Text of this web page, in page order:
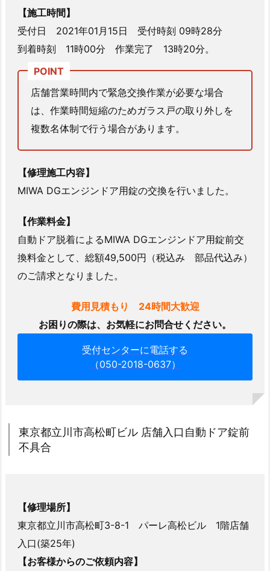
不
2.
東
京
立
川
市
町
ル
店
舗
具
合
葉
県
流
山
【施工時間】
受付日 2021年01月15日 受付時刻 09時28分
到着時刻 11時00分 作業完了 13時20分。
店舗営業時間内で緊急交換作業が必要な場合
は、作業時間短縮のためガラス戸の取り外しを
複数名体制で行う場合があります。
【修理施工内容】
MIWA DGエンジンドア用錠の交換を行いました。
【作業料金】
自動ドア脱着によるMIWA DGエンジンドア用錠前交
換料金として、総額49,500円（税込み 部品代込み）
のご請求となりました。
費用見積もり 24時間大歓迎
お困りの際は、お気軽にお問合せください。
受付センターに電話する
（050-2018-0637）
東京都立川市高松町ビル 店舗入口自動ドア錠前
不具合
【修理場所】
東京都立川市高松町3-8-1 パーレ高松ビル 1階店舗
入口(築25年)
【お客様からのご依頼内容】